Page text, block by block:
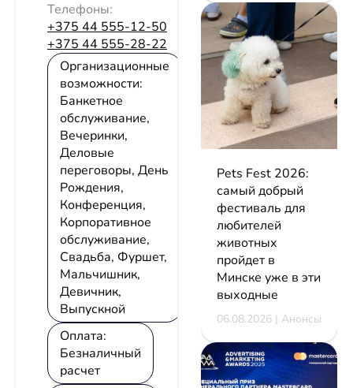
Телефоны:
+375 44 555-12-50
+375 44 555-28-22
Организационные
возможности:
Банкетное
обслуживание,
Вечеринки,
Деловые
переговоры, День
Рождения,
Конференция,
Корпоративное
обслуживание,
Свадьба, Фуршет,
Мальчишник,
Девичник,
Выпускной
Оплата:
Безналичный
расчет
Pets Fest 2026:
самый добрый
фестиваль для
любителей
животных
пройдет в
Минске уже в эти
выходные
06.08.2026 | Анонсы